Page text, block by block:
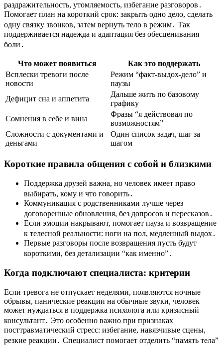
раздражительность, утомляемость, избегание разговоров․
Помогает план на короткий срок: закрыть одно дело, сделать
одну связку звонков, затем вернуть тело в режим․ Так
поддерживается надежда и адаптация без обесценивания
боли․
Что может появиться
Как это поддержать
Всплески тревоги после
новости
Режим “факт-выдох-дело” и
паузы
Дефицит сна и аппетита
Дальше жить по базовому
графику
Сомнения в себе и вина
Фразы “я действовал по
возможностям”
Сложности с документами и
деньгами
Один список задач, шаг за
шагом
Короткие правила общения с собой и близкими
Поддержка друзей важна, но человек имеет право
выбирать, кому и что говорить․
Коммуникация с родственниками лучше через
договоренные обновления, без допросов и пересказов․
Если эмоции накрывают, помогает пауза и возвращение
к телесной реальности: ноги на пол, медленный выдох․
Первые разговоры после возвращения пусть будут
короткими, без детализации “как именно”․
Когда подключают специалиста: критерии
Если тревога не отпускает неделями, появляются ночные
обрывы, панические реакции на обычные звуки, человек
может нуждаться в поддержка психолога или кризисный
консультант․ Это особенно важно при признаках
посттравматический стресс: избегание, навязчивые сцены,
резкие реакции․ Специалист помогает отделить “память тела”